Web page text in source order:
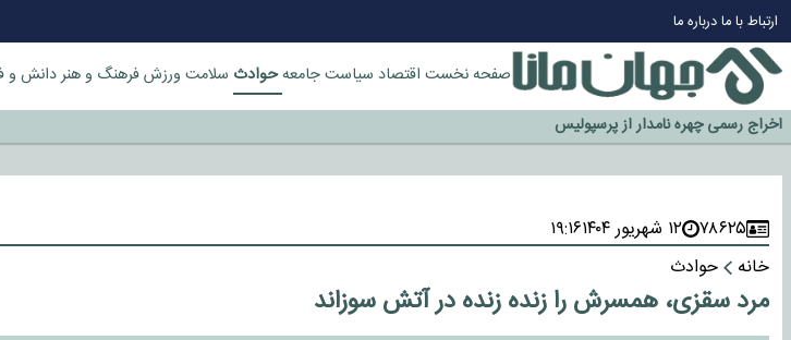
ارتباط با مادرباره ما
صفحه نخست اقتصاد سیاستجامعهحوادث سلامت ورزشفرهنگ و هنردانش و
چرا طلا دوباره افزایشی شد؟
گزینه جدایی اوسمار روی میز مدیران پرسپولیس
آیا رئیس جمهور آمریکا قانون را دور می‌زند؟
اخراج رسمی چهره نامدار از پرسپولیس
سازمان اطلاعات سپاه: پروژه دولت ترامپ برای مهار چین، روسیه و اروپا شکست خورد
۷۸۶۲۵ ۱۲ شهریور ۱۴۰۴
۱۹:۱۶
خانه
حوادث
مرد سقزی، همسرش را زنده زنده در آتش سوزاند